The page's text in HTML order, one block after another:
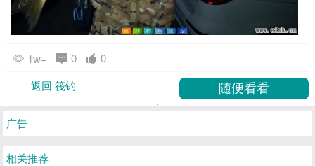
1w+ 0
0
返回 筏钓
广告
相关推荐